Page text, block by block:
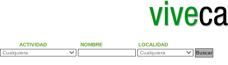
ACTIVIDAD NOMBRE LOCALIDAD